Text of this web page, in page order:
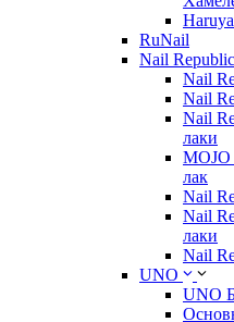
RuNail
Nail Republic
Nail
Nail
Nail
лаки
MOJO
лак
Nail
Nail
лаки
Nail
UNO
UNO